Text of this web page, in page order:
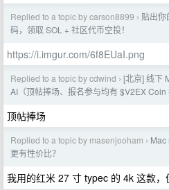
Replied to a topic by carson8899 › 贴出你
码，领取 SOL + 社区代币空投！
https://i.imgur.com/6f8EUaI.png
Replied to a topic by cdwind › [北京] 线下
AI（顶帖捧场、报名参与均有 $V2EX Coin
顶帖捧场
Replied to a topic by masenjooham › Mac
更有性价比？
我用的红米 27 寸 typec 的 4k 这款，